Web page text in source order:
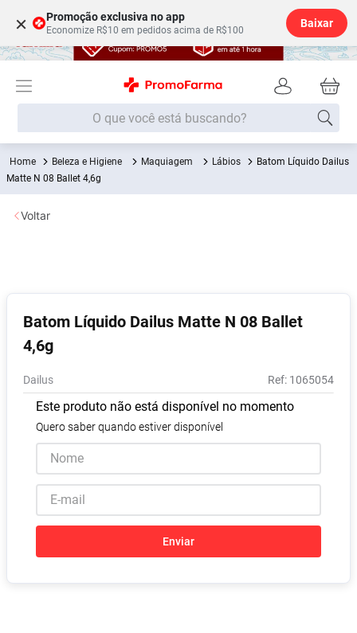
× Promoção exclusiva no app
Economize R$10 em pedidos acima de R$100
Baixar
O que você está buscando?
Beleza e Higiene Maquiagem Lábios
Batom Líquido Dailus
Matte N 08 Ballet 4,6g
Batom Líquido Dailus Matte N 08 Ballet
4,6g
Dailus : 1065054
Este produto não está disponível no momento
Quero saber quando estiver disponível
Enviar
Voltar
Termos mais buscados
1º Fralda
2
6º Shampoo
7
8
9º Lavitan
10º Vitamina D